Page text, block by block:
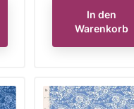
In den
Warenkorb